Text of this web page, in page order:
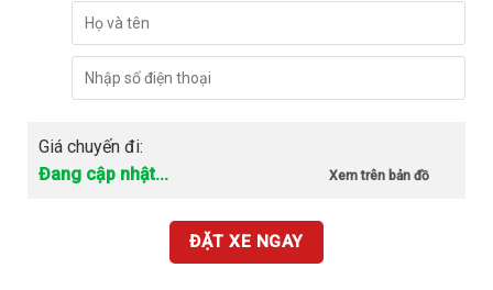
Giá chuyến đi:
Đang cập nhật...
Xem trên bản đồ
ĐẶT XE NGAY